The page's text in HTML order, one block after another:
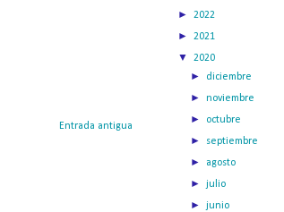
Entrada antigua
► 2022
► 2021
▼ 2020
► diciembre
►noviembre
► octubre
► septiembre
► agosto
►julio
►junio